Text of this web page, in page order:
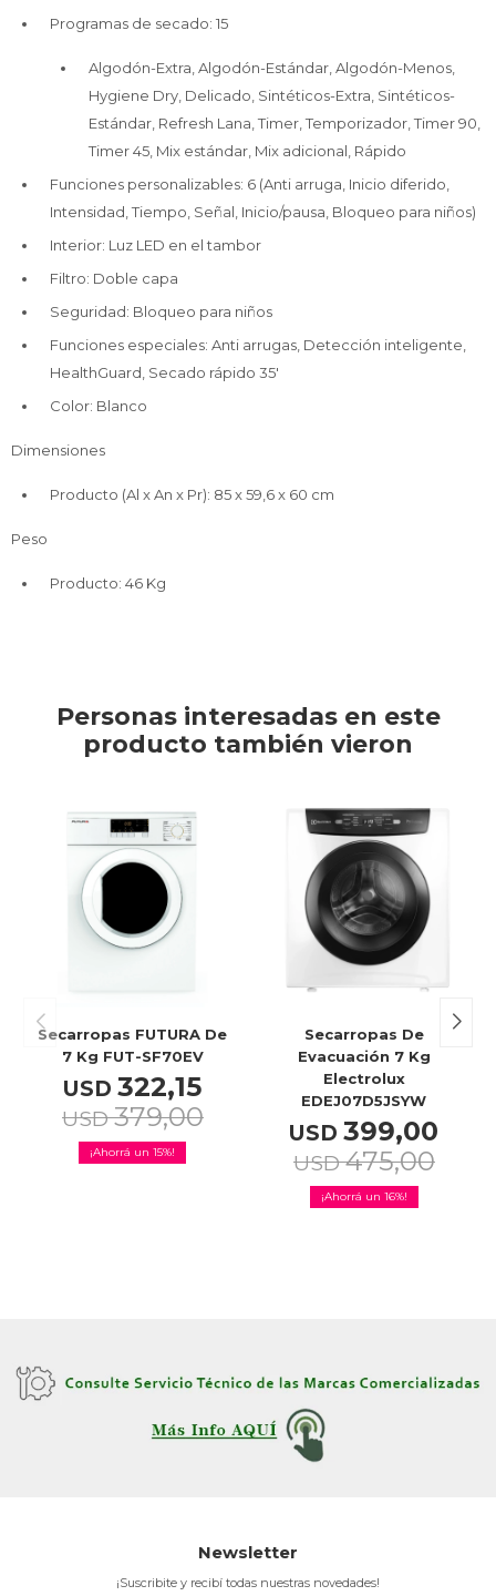
Programas de secado: 15
Algodón-Extra, Algodón-Estándar, Algodón-Menos,
Hygiene Dry, Delicado, Sintéticos-Extra, Sintéticos-
Estándar, Refresh Lana, Timer, Temporizador, Timer 90,
Timer 45, Mix estándar, Mix adicional, Rápido
Funciones personalizables: 6 (Anti arruga, Inicio diferido,
Intensidad, Tiempo, Señal, Inicio/pausa, Bloqueo para niños)
Interior: Luz LED en el tambor
Filtro: Doble capa
Seguridad: Bloqueo para niños
Funciones especiales: Anti arrugas, Detección inteligente,
HealthGuard, Secado rápido 35'
Color: Blanco
Dimensiones
Producto (Al x An x Pr): 85 x 59,6 x 60 cm
Peso
Producto: 46 Kg
Personas interesadas en este
producto también vieron
Secarropas FUTURA De
7 Kg FUT-SF70EV
USD 322,15
USD 379,00
15
Secarropas De
Evacuación 7 Kg
Electrolux
EDEJ07D5JSYW
USD 399,00
USD 475,00
16
Newsletter
¡Suscribite y recibí todas nuestras novedades!